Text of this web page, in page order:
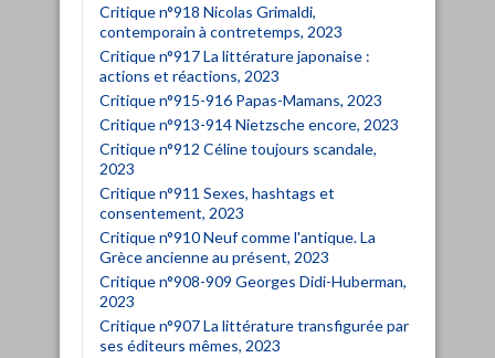
Critique n°918 Nicolas Grimaldi,
contemporain à contretemps, 2023
Critique n°917 La littérature japonaise :
actions et réactions, 2023
Critique n°915-916 Papas-Mamans, 2023
Critique n°913-914 Nietzsche encore, 2023
Critique n°912 Céline toujours scandale,
2023
Critique n°911 Sexes, hashtags et
consentement, 2023
Critique n°910 Neuf comme l'antique. La
Grèce ancienne au présent, 2023
Critique n°908-909 Georges Didi-Huberman,
2023
Critique n°907 La littérature transfigurée par
ses éditeurs mêmes, 2023